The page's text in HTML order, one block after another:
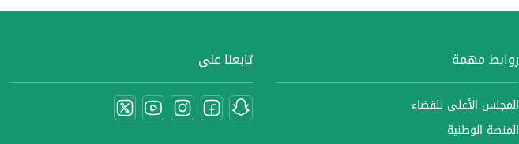
روابط مهمة
المجلس الأعلى للقضاء
المنصة الوطنية
تابعنا على